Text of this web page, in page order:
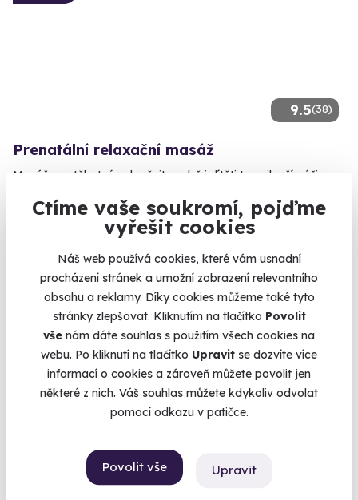
Ctíme vaše soukromí, pojďme
vyřešit cookies
Náš web používá cookies, které vám usnadní
procházení stránek a umožní zobrazení relevantního
obsahu a reklamy. Díky cookies můžeme také tyto
stránky zlepšovat. Kliknutím na tlačítko Povolit
vše nám dáte souhlas s použitím všech cookies na
webu. Po kliknutí na tlačítko Upravit se dozvíte více
informací o cookies a zároveň můžete povolit jen
některé z nich. Váš souhlas můžete kdykoliv odvolat
pomocí odkazu v patičce.
Povolit vše Upravit
9.5(38)
Prenatální relaxační masáž
Masáž pro těhotné - dopřejte sobě i dítěti tu nejlepší péči.
Špindlerův Mlýn
(+ 9 dalších lokalit)
1 890 Kč
1 840 Kč
AKCE